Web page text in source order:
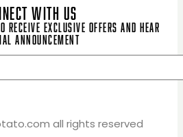
WITH US
receive exclusive offers and hear
announcement
all rights reserved